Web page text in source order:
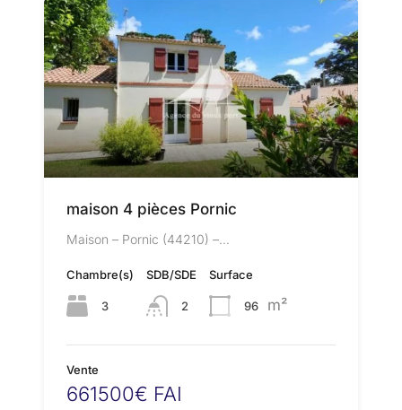
maison 4 pièces Pornic
Maison – Pornic (44210) –…
Chambre(s)
3
SDB/SDE
2
Surface
96 m²
Vente
661500€ FAI